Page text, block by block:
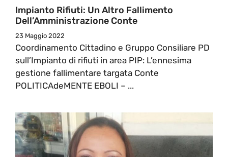
Impianto Rifiuti: Un Altro Fallimento
Dell’Amministrazione Conte
23 Maggio 2022
Coordinamento Cittadino e Gruppo Consiliare PD
sull’Impianto di rifiuti in area PIP: L’ennesima
gestione fallimentare targata Conte
POLITICAdeMENTE EBOLI – ...